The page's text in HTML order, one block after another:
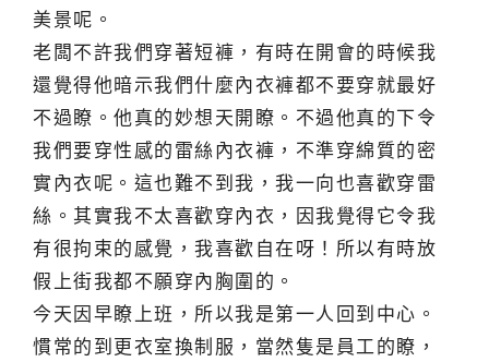
美景呢。
老闆不許我們穿著短褲，有時在開會的時候我
還覺得他暗示我們什麼內衣褲都不要穿就最好
不過瞭。他真的妙想天開瞭。不過他真的下令
我們要穿性感的雷絲內衣褲，不準穿綿質的密
實內衣呢。這也難不到我，我一向也喜歡穿雷
絲。其實我不太喜歡穿內衣，因我覺得它令我
有很拘束的感覺，我喜歡自在呀！所以有時放
假上街我都不願穿內胸圍的。
今天因早瞭上班，所以我是第一人回到中心。
慣常的到更衣室換制服，當然隻是員工的瞭，